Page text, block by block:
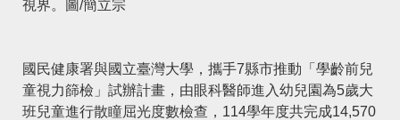
視界。圖/簡立宗
國民健康署與國立臺灣大學，攜手7縣市推動「學齡前兒
童視力篩檢」試辦計畫，由眼科醫師進入幼兒園為5歲大
班兒童進行散瞳屈光度數檢查，114學年度共完成14,570